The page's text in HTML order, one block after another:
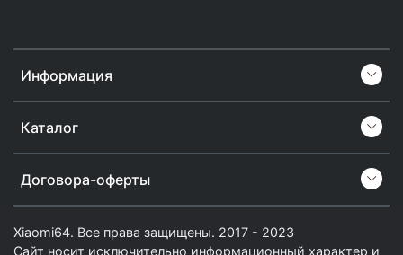
Информация
Каталог
Договора-оферты
Xiaomi64. Все права защищены. 2017 - 2023
Сайт носит исключительно информационный характер и